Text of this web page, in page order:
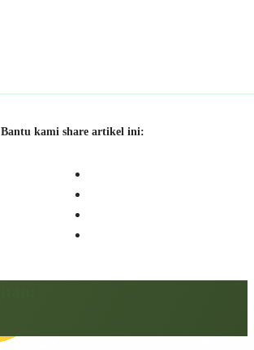
Bantu kami share artikel ini: